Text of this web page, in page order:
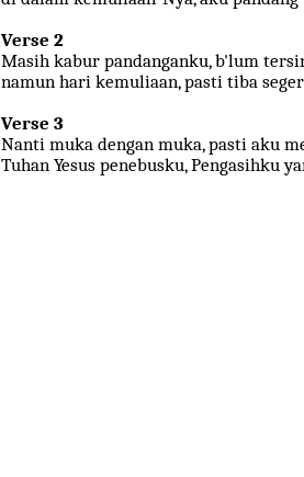
Verse 2
Masih kabur pandanganku, b'lum
namun hari kemuliaan, pasti tiba
Verse 3
Nanti muka dengan muka, pasti aku
Tuhan Yesus penebusku, Pengasihku